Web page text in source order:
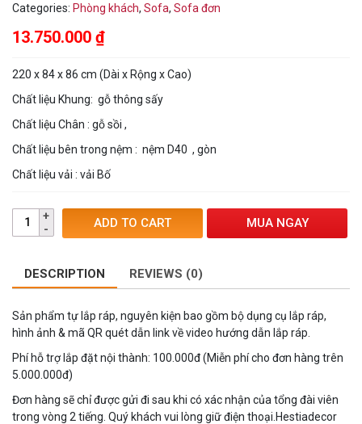
Categories: Phòng khách, Sofa, Sofa đơn
13.750.000 ₫
220 x 84 x 86 cm (Dài x Rộng x Cao)
Chất liệu Khung: gỗ thông sấy
Chất liệu Chân : gỗ sồi ,
Chất liệu bên trong nệm : nệm D40 , gòn
Chất liệu vải : vải Bố
ADD TO CART MUA NGAY
DESCRIPTION REVIEWS (0)
Sản phẩm tự lắp ráp, nguyên kiện bao gồm bộ dụng cụ lắp ráp,
hình ảnh & mã QR quét dẫn link về video hướng dẫn lắp ráp.
Phí hỗ trợ lắp đặt nội thành: 100.000đ (Miễn phí cho đơn hàng trên
5.000.000đ)
Đơn hàng sẽ chỉ được gửi đi sau khi có xác nhận của tổng đài viên
trong vòng 2 tiếng. Quý khách vui lòng giữ điện thoại.Hestiadecor